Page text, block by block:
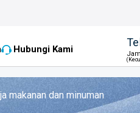
Hubungi Kami
makanan dan minuman